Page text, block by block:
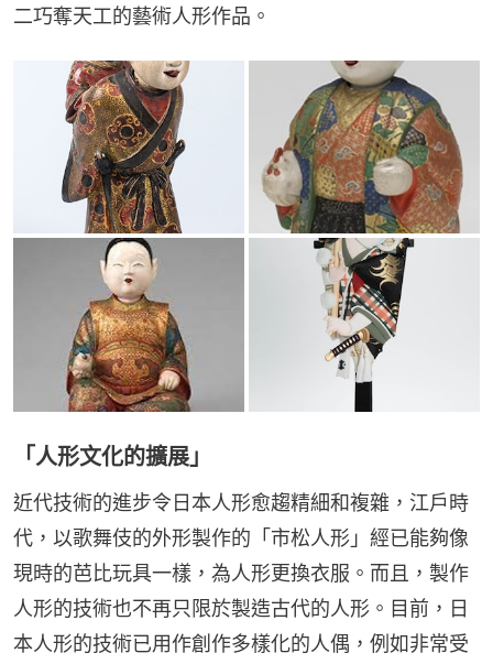
二巧奪天工的藝術人形作品。
「人形文化的擴展」
近代技術的進步令日本人形愈趨精細和複雜，江戶時
代，以歌舞伎的外形製作的「市松人形」經已能夠像
現時的芭比玩具一樣，為人形更換衣服。而且，製作
人形的技術也不再只限於製造古代的人形。目前，日
本人形的技術已用作創作多樣化的人偶，例如非常受